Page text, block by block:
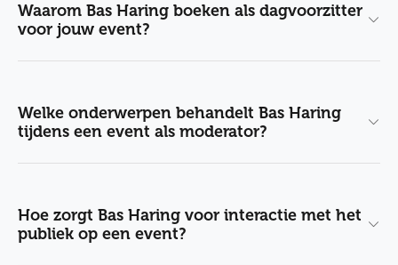
Waarom Bas Haring boeken als dagvoorzitter
voor jouw event?
Welke onderwerpen behandelt Bas Haring
tijdens een event als moderator?
Hoe zorgt Bas Haring voor interactie met het
publiek op een event?